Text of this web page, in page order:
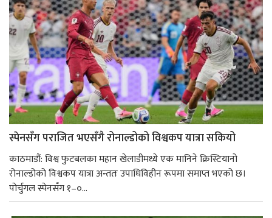
स्पेनसँग पराजित भएसँगै रोनाल्डोको विश्वकप यात्रा सकियो
काठमाडौं: विश्व फुटबलका महान खेलाडीमध्ये एक मानिने क्रिस्टियानो
रोनाल्डोको विश्वकप यात्रा अन्ततः उपाधिविहीन रूपमा समाप्त भएको छ।
पोर्चुगल स्पेनसँग १–०...